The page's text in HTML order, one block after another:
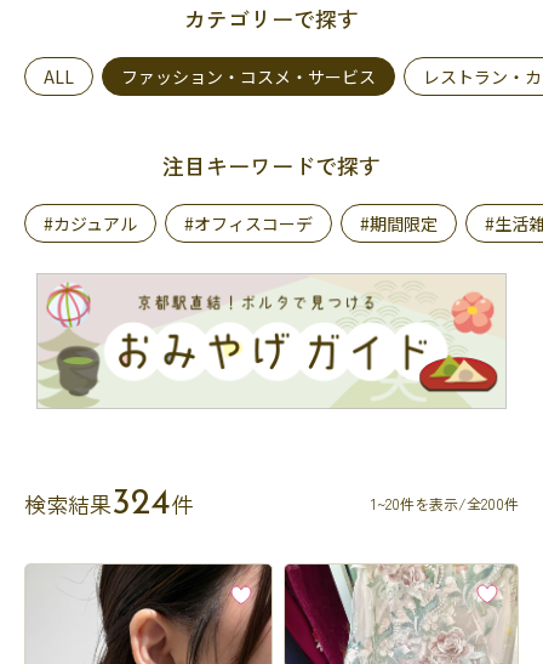
カテゴリーで探す
ALL ファッション・コスメ・サービス レストラン・
注目キーワードで探す
#カジュアル #オフィスコーデ #期間限定 #生活
検索結果324件 1~20件を表示/全200件